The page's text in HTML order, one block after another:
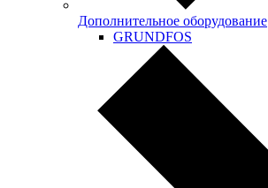
Дополнительное оборудование
GRUNDFOS